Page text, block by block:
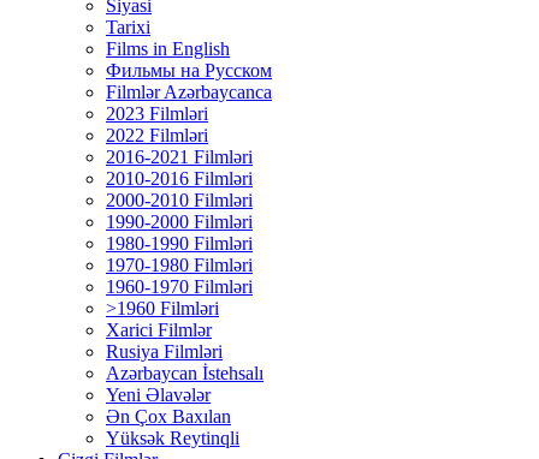
Siyasi
Tarixi
Films in English
Фильмы на Русском
Filmlər Azərbaycanca
2023 Filmləri
2022 Filmləri
2016-2021 Filmləri
2010-2016 Filmləri
2000-2010 Filmləri
1990-2000 Filmləri
1980-1990 Filmləri
1970-1980 Filmləri
1960-1970 Filmləri
>1960 Filmləri
Xarici Filmlər
Rusiya Filmləri
Azərbaycan İstehsalı
Yeni Əlavələr
Ən Çox Baxılan
Yüksək Reytinqli